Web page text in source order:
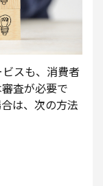
スも、消費者
査が必要で
は、次の方法